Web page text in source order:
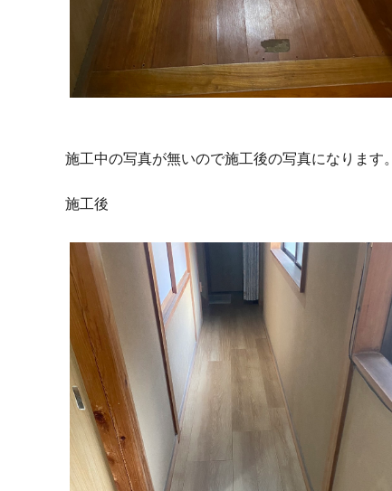
施工中の写真が無いので施工後の写真になります。
施工後